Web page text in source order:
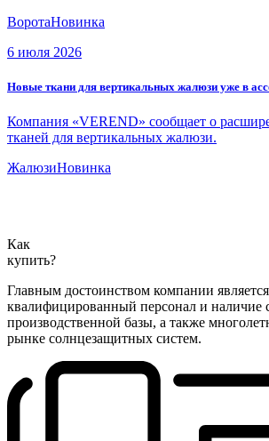
ВоротаНовинка
6 июля 2026
Новые ткани для вертикальных жалюзи уже в
Компания «VEREND» сообщает о
тканей для вертикальных жалюзи.
ЖалюзиНовинка
Как
купить?
Главным достоинством компании
квалифицированный персонал и наличие
производственной базы, а также
рынке солнцезащитных систем.